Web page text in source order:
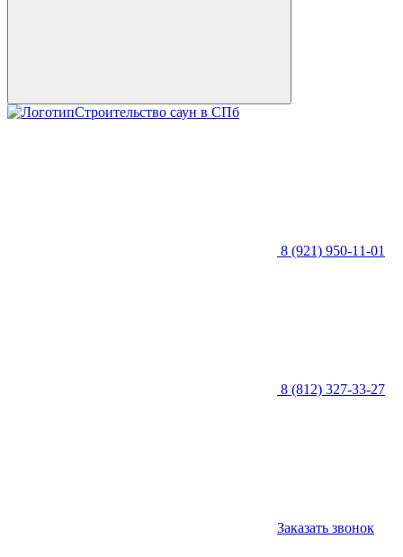
Строительство саун в СПб
8 (921) 950-11-01
8 (812) 327-33-27
Заказать звонок